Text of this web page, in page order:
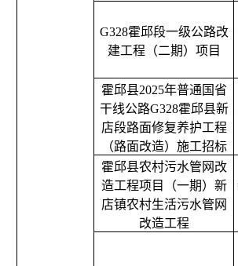
G328霍邱段一级公路改
建工程（二期）项目
霍邱县2025年普通国省
干线公路G328霍邱县新
店段路面修复养护工程
（路面改造）施工招标
霍邱县农村污水管网改
造工程项目（一期）新
店镇农村生活污水管网
改造工程